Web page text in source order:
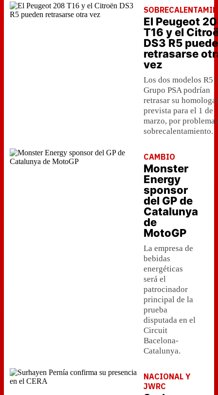
El Peugeot
T16 y el
DS3 R5
retrasarse
vez
Los dos modelos R5
Grupo PSA podrían
retrasar su
prevista para el 1 de
marzo, por
sobrecalentamiento.
CAMBIO
Monster
Energy
sponsor
del GP de
Catalunya
de
MotoGP
La empresa de
bebidas
energéticas
será el
patrocinador
principal de la
prueba
disputada en el
Circuit
Bacelona-
Catalunya.
NACIONAL Y
JWRC